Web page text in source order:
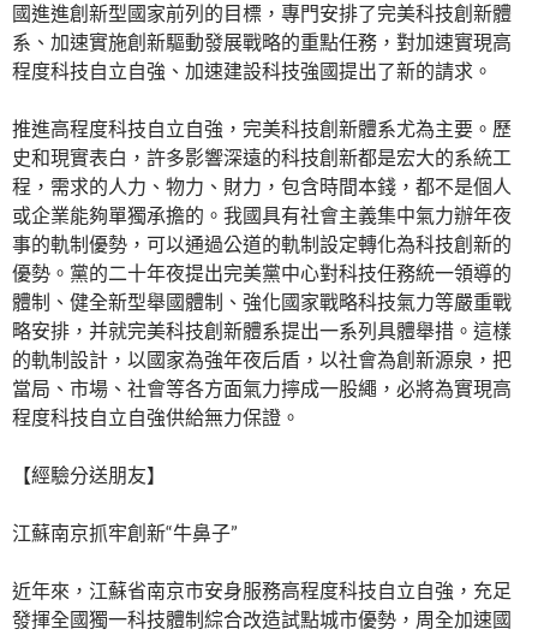
國進進創新型國家前列的目標，專門安排了完美科技創新體
系、加速實施創新驅動發展戰略的重點任務，對加速實現高
程度科技自立自強、加速建設科技強國提出了新的請求。
推進高程度科技自立自強，完美科技創新體系尤為主要。歷
史和現實表白，許多影響深遠的科技創新都是宏大的系統工
程，需求的人力、物力、財力，包含時間本錢，都不是個人
或企業能夠單獨承擔的。我國具有社會主義集中氣力辦年夜
事的軌制優勢，可以通過公道的軌制設定轉化為科技創新的
優勢。黨的二十年夜提出完美黨中心對科技任務統一領導的
體制、健全新型舉國體制、強化國家戰略科技氣力等嚴重戰
略安排，并就完美科技創新體系提出一系列具體舉措。這樣
的軌制設計，以國家為強年夜后盾，以社會為創新源泉，把
當局、市場、社會等各方面氣力擰成一股繩，必將為實現高
程度科技自立自強供給無力保證。
【經驗分送朋友】
江蘇南京抓牢創新“牛鼻子”
近年來，江蘇省南京市安身服務高程度科技自立自強，充足
發揮全國獨一科技體制綜合改造試點城市優勢，周全加速國